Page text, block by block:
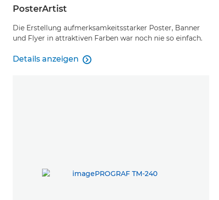
PosterArtist
Die Erstellung aufmerksamkeitsstarker Poster, Banner
und Flyer in attraktiven Farben war noch nie so einfach.
Details anzeigen
PosterArtist
